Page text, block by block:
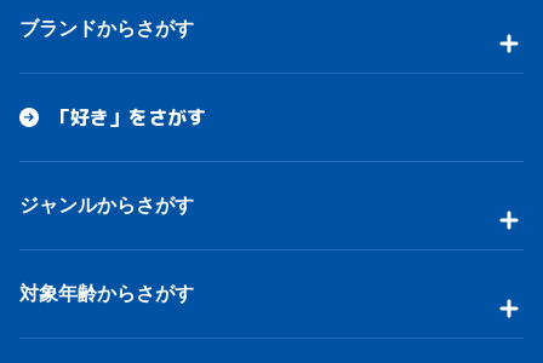
ブランドからさがす
「好き」をさがす
ジャンルからさがす
対象年齢からさがす